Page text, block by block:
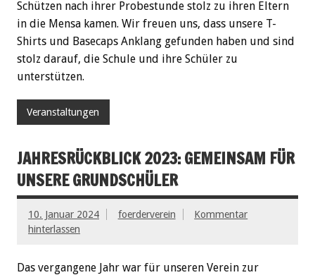
Schützen nach ihrer Probestunde stolz zu ihren Eltern
in die Mensa kamen. Wir freuen uns, dass unsere T-
Shirts und Basecaps Anklang gefunden haben und sind
stolz darauf, die Schule und ihre Schüler zu
unterstützen.
Veranstaltungen
JAHRESRÜCKBLICK 2023: GEMEINSAM FÜR
UNSERE GRUNDSCHÜLER
10. Januar 2024 foerderverein
Kommentar
hinterlassen
Das vergangene Jahr war für unseren Verein zur